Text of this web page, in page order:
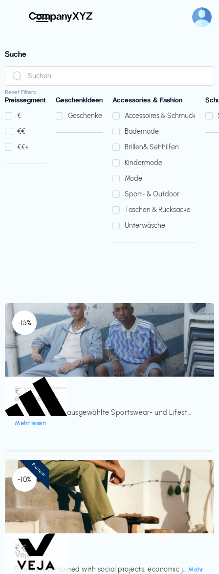
Suche
Reset Filters
Preissegment
€‎
€‎€‎
€‎€‎+
GeschenkIdeen
Geschenke
Accessories & Fashion
Accessoires & Schmuck
Bademode
Brillen& Sehhilfen
Kindermode
Mode
Sport- & Outdoor
Taschen & Rucksäcke
Unterwäsche
-15%
Accessoires & Fashion
adidas
-15% Rabatt auf ausgewählte Sportswear- und Lifest...
Mehr lesen
€‎
-10%
Schuhe
Veja
Sneakers combined with social projects, economic j... Mehr
€€‎
Pioneer